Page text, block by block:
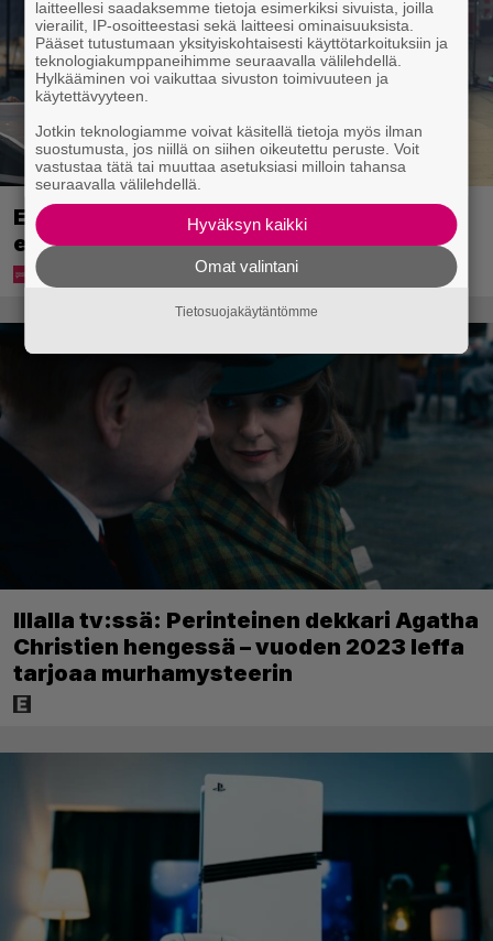
Eppu Normaalin viimeinen konsertti
esitetään Ylellä
Illalla tv:ssä: Perinteinen dekkari Agatha
Christien hengessä – vuoden 2023 leffa
tarjoaa murhamysteerin
laitteellesi saadaksemme tietoja esimerkiksi sivuista, joilla
vierailit, IP-osoitteestasi sekä laitteesi ominaisuuksista.
Pääset tutustumaan yksityiskohtaisesti käyttötarkoituksiin ja
teknologiakumppaneihimme seuraavalla välilehdellä.
Hylkääminen voi vaikuttaa sivuston toimivuuteen ja
käytettävyyteen.
Jotkin teknologiamme voivat käsitellä tietoja myös ilman
suostumusta, jos niillä on siihen oikeutettu peruste. Voit
vastustaa tätä tai muuttaa asetuksiasi milloin tahansa
seuraavalla välilehdellä.
Hyväksyn kaikki
Omat valintani
Tietosuojakäytäntömme